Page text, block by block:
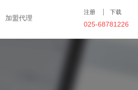
加盟代理
注册 下载
025-68781226